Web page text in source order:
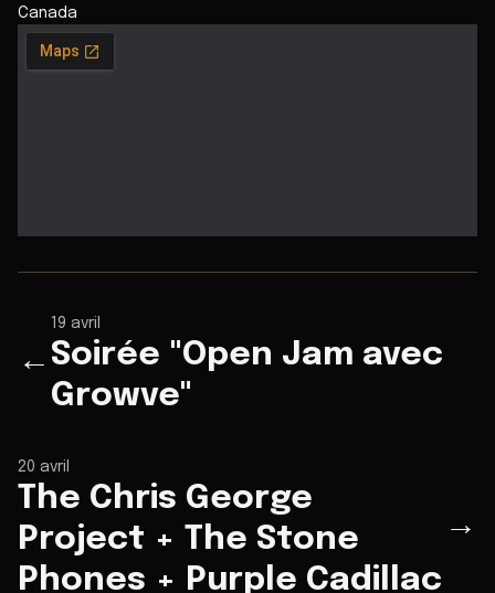
Canada
←
19 avril
Soirée "Open Jam avec
Growve"
20 avril
The Chris George
Project + The Stone
Phones + Purple Cadillac
→